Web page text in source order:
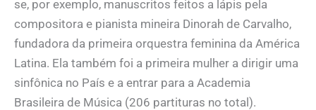
se, por exemplo, manuscritos feitos a lápis pela
compositora e pianista mineira Dinorah de Carvalho,
fundadora da primeira orquestra feminina da América
Latina. Ela também foi a primeira mulher a dirigir uma
sinfônica no País e a entrar para a Academia
Brasileira de Música (206 partituras no total).